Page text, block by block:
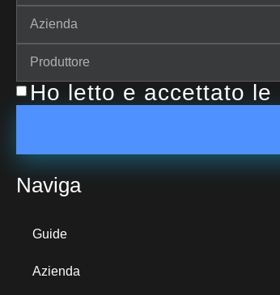
Ho letto e accettato le
Naviga
Guide
Azienda